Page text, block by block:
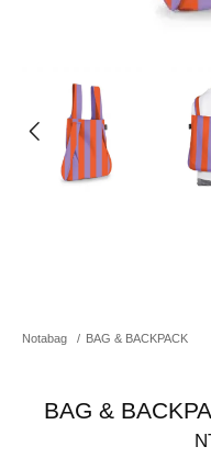
Notabag / BAG & BACKPACK
BAG &